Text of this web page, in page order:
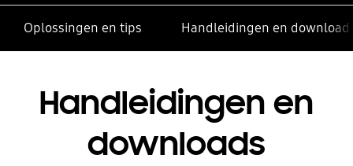
Oplossingen en tips Handleidingen en
Handleidingen en
downloads